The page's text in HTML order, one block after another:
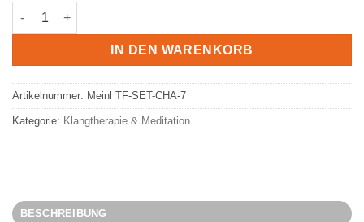
planetarisch gestimmte Stimmgabeln - Chakra Set Menge
IN DEN WARENKORB
Artikelnummer: Meinl TF-SET-CHA-7
Kategorie: Klangtherapie & Meditation
BESCHREIBUNG